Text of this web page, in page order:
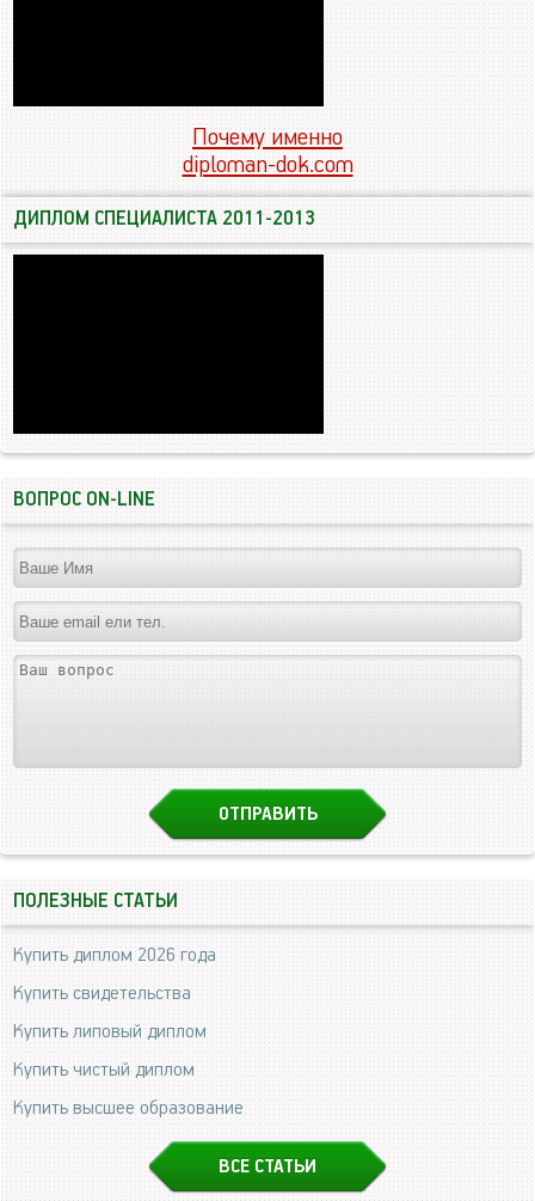
Почему именно
diploman-dok.com
ДИПЛОМ СПЕЦИАЛИСТА 2011-2013
ВОПРОС ON-LINE
ПОЛЕЗНЫЕ СТАТЬИ
Купить диплом 2026 года
Купить свидетельства
Купить липовый диплом
Купить чистый диплом
Купить высшее образование
ВСЕ СТАТЬИ